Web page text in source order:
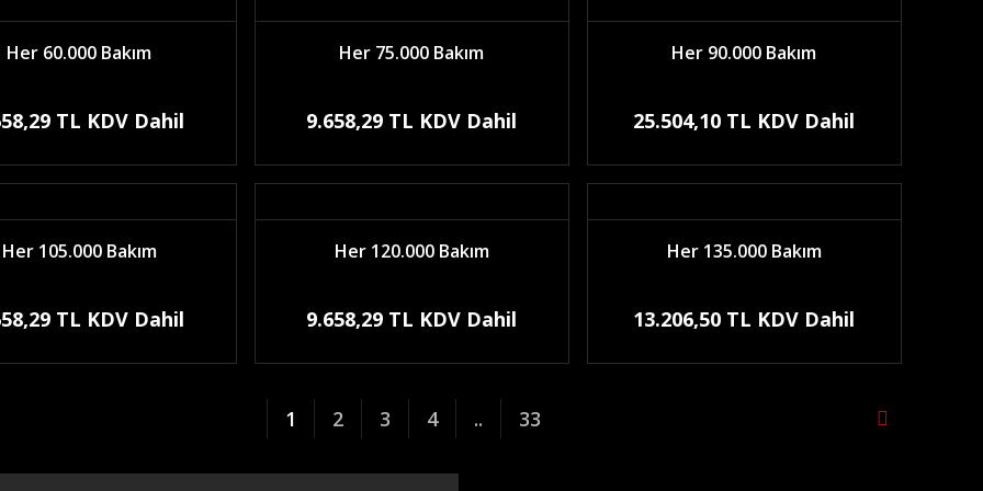
Her 60.000 Bakım
TL KDV Dahil
Her 75.000 Bakım
9.658,29 TL KDV Dahil
Her 90.000 Bakım
25.504,10 TL KDV Dahil
Her 105.000 Bakım
TL KDV Dahil
Her 120.000 Bakım
9.658,29 TL KDV Dahil
Her 135.000 Bakım
13.206,50 TL KDV Dahil
1 2 3 4 .. 33